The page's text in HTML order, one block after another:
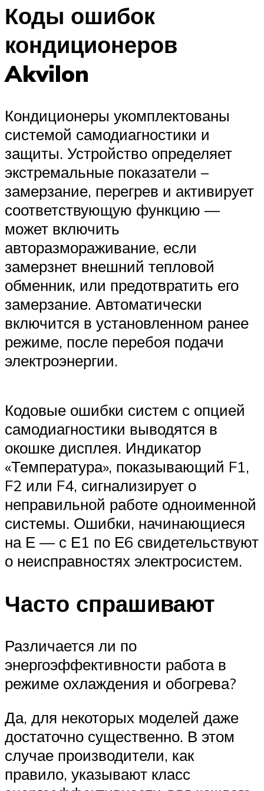
Коды ошибок
кондиционеров
Akvilon
Кондиционеры укомплектованы
системой самодиагностики и
защиты. Устройство определяет
экстремальные показатели –
замерзание, перегрев и активирует
соответствующую функцию —
может включить
авторазмораживание, если
замерзнет внешний тепловой
обменник, или предотвратить его
замерзание. Автоматически
включится в установленном ранее
режиме, после перебоя подачи
электроэнергии.
Кодовые ошибки систем с опцией
самодиагностики выводятся в
окошке дисплея. Индикатор
«Температура», показывающий F1,
F2 или F4, сигнализирует о
неправильной работе одноименной
системы. Ошибки, начинающиеся
на Е — с Е1 по Е6 свидетельствуют
о неисправностях электросистем.
Часто спрашивают
Различается ли по
энергоэффективности работа в
режиме охлаждения и обогрева?
Да, для некоторых моделей даже
достаточно существенно. В этом
случае производители, как
правило, указывают класс